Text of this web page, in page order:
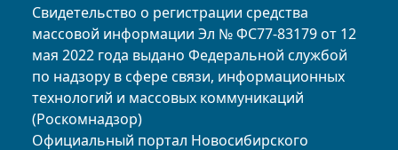
Свидетельство о регистрации средства
массовой информации Эл № ФС77-83179 от 12
мая 2022 года выдано Федеральной службой
по надзору в сфере связи, информационных
технологий и массовых коммуникаций
(Роскомнадзор)
Официальный портал Новосибирского